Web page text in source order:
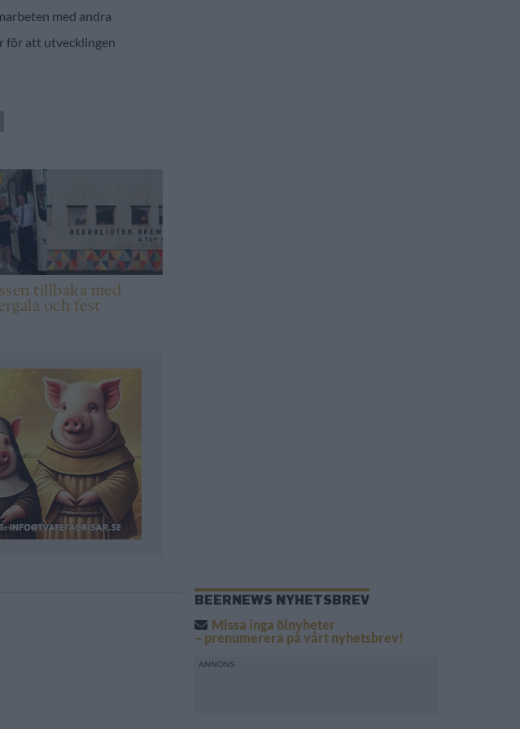
med andra
för att utvecklingen
tillbaka med
och fest
BEERNEWS NYHETSBREV
Missa inga ölnyheter
– prenumerera på vårt nyhetsbrev!